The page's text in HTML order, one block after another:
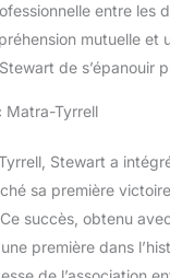
entre les
mutuelle et
de s’épanouir
Matra-Tyrrell
Stewart a
sa première
succès, obtenu
première dans